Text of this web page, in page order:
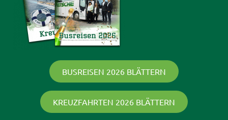
BUSREISEN 2026 BLÄTTERN
KREUZFAHRTEN 2026 BLÄTTERN